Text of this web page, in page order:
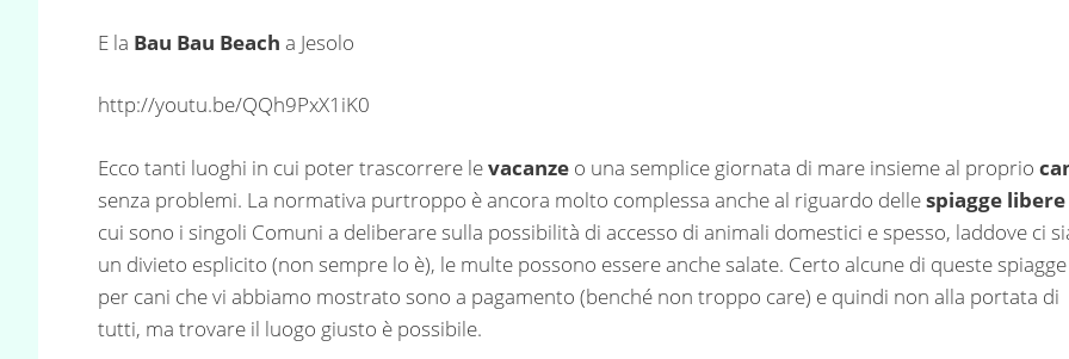
E la Bau Bau Beach a Jesolo
http://youtu.be/QQh9PxX1iK0
Ecco tanti luoghi in cui poter trascorrere levacanze o una semplice giornata di mare insieme al proprio
senza problemi. La normativa purtroppo è ancora molto complessa anche al riguardo dellespiagge libere
cui sono i singoli Comuni a deliberare sulla possibilità di accesso di animali domestici e spesso, laddove ci
un divieto esplicito (non sempre lo è), le multe possono essere anche salate. Certo alcune di queste spiagge
per cani che vi abbiamo mostrato sono a pagamento (benché non troppo care) e quindi non alla portata di
tutti, ma trovare il luogo giusto è possibile.